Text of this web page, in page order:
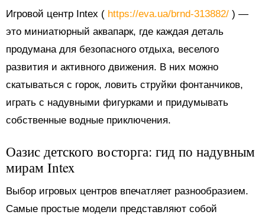
Игровой центр Intex ( https://eva.ua/brnd-313882/ ) —
это миниатюрный аквапарк, где каждая деталь
продумана для безопасного отдыха, веселого
развития и активного движения. В них можно
скатываться с горок, ловить струйки фонтанчиков,
играть с надувными фигурками и придумывать
собственные водные приключения.
Оазис детского восторга: гид по надувным
мирам Intex
Выбор игровых центров впечатляет разнообразием.
Самые простые модели представляют собой